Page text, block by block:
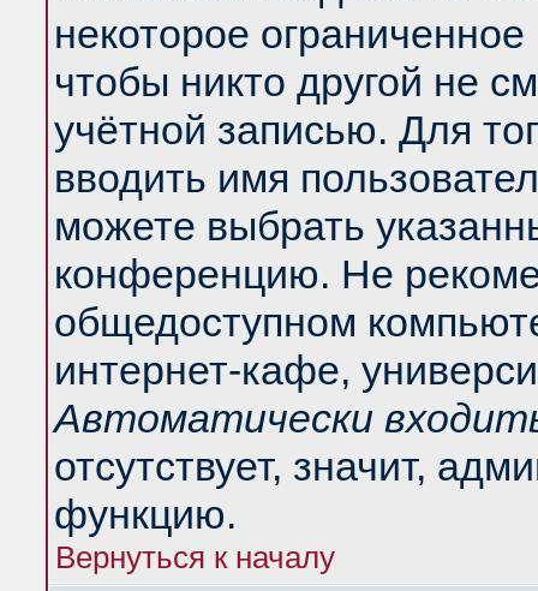
некоторое
чтобы никто другой не
учётной записью. Для
вводить имя
можете выбрать
конференцию. Не
общедоступном
интернет-кафе,
Автоматически
отсутствует, значит,
функцию.
Вернуться к началу